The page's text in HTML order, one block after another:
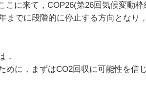
こに来て，COP26(第26回気候変動
までに段階的に停止する方向とな
，
めに，まずはCO2回収に可能性を